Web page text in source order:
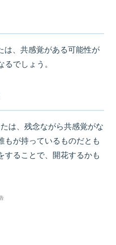
、 共感覚がある可能性が
でしょう。
は、 残念ながら共感覚がな
もが持っているものだとも
することで、開花するかも